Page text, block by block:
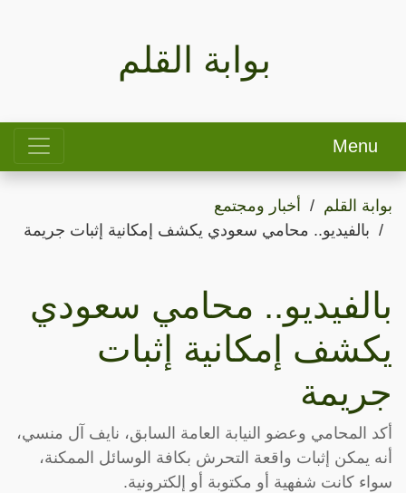
بوابة القلم
Menu
بوابة القلم
أخبار ومجتمع
بالفيديو.. محامي سعودي يكشف إمكانية إثبات جريمة
بالفيديو.. محامي سعودي
يكشف إمكانية إثبات
جريمة
أكد المحامي وعضو النيابة العامة السابق، نايف آل منسي،
أنه يمكن إثبات واقعة التحرش بكافة الوسائل الممكنة،
سواء كانت شفهية أو مكتوبة أو إلكترونية.